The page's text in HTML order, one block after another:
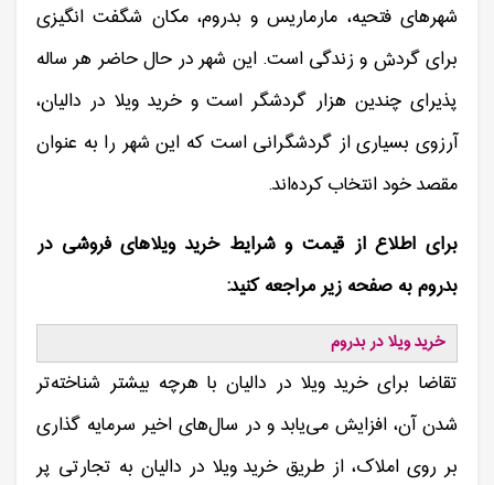
شهرهای فتحیه، مارماریس و بدروم، مکان شگفت انگیزی
برای گردش و زندگی است. این شهر در حال حاضر هر ساله
پذیرای چندین هزار گردشگر است و خرید ویلا در دالیان،
آرزوی بسیاری از گردشگرانی است که این شهر را به عنوان
مقصد خود انتخاب کرده‌اند.
برای اطلاع از قیمت و شرایط خرید ویلاهای فروشی در
بدروم به صفحه زیر مراجعه کنید:
خرید ویلا در بدروم
تقاضا برای خرید ویلا در دالیان با هرچه بیشتر شناخته‌تر
شدن آن، افزایش می‌یابد و در سال‌های اخیر سرمایه گذاری
بر روی املاک، از طریق خرید ویلا در دالیان به تجارتی پر